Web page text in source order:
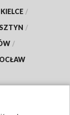
KIELCE /
/
/